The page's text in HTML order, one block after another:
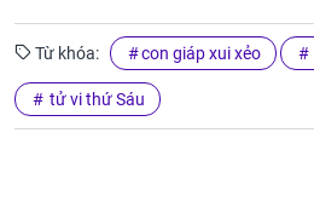
Từ khóa: con giáp xui xẻo
tử vi thứ Sáu